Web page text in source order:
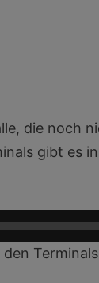
die noch
gibt es